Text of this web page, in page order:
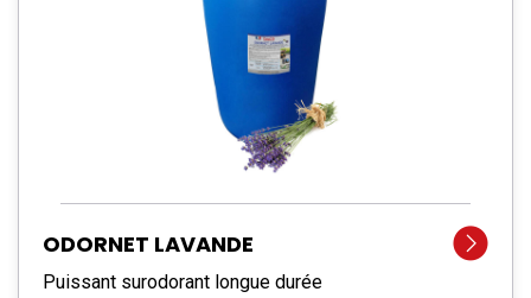
ODORNET LAVANDE
Puissant surodorant longue durée